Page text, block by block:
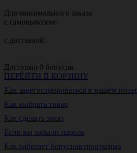
Для минимального заказа
с самовывозом:
с доставкой:
Доступно 0 бонусов.
ПЕРЕЙТИ В КОРЗИНУ
Как зарегистрироваться в нашем
Как выбрать товар
Как сделать заказ
Если вы забыли пароль
Как работает бонусная программа